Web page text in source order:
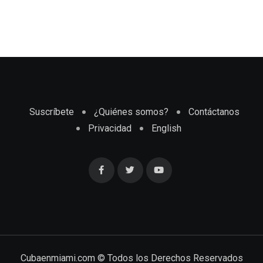
Suscríbete ¿Quiénes somos?
Contáctanos
Privacidad
English
Cubaenmiami.com © Todos los Derechos Reservados